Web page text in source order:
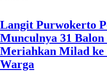
Langit Purwokerto
Munculnya 31 Balon
Meriahkan Milad ke
Warga